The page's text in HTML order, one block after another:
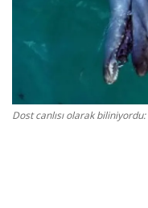
Bodrum Nöbetçi
Köşe Yazarları
Dost canlısı olarak